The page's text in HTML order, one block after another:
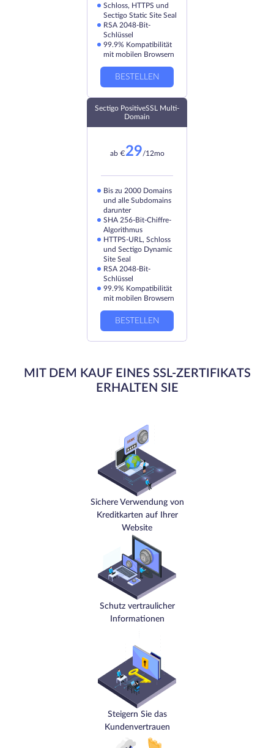
Schloss, HTTPS und
Sectigo Static Site Seal
RSA 2048-Bit-
Schlüssel
99.9% Kompatibilität
mit mobilen Browsern
BESTELLEN
Sectigo PositiveSSL Multi-
Domain
ab €29/12mo
Bis zu 2000 Domains
und alle Subdomains
darunter
SHA 256-Bit-Chiffre-
Algorithmus
HTTPS-URL, Schloss
und Sectigo Dynamic
Site Seal
RSA 2048-Bit-
Schlüssel
99.9% Kompatibilität
mit mobilen Browsern
BESTELLEN
MIT DEM KAUF EINES SSL-ZERTIFIKATS
ERHALTEN SIE
Sichere Verwendung von
Kreditkarten auf Ihrer
Website
Schutz vertraulicher
Informationen
Steigern Sie das
Kundenvertrauen